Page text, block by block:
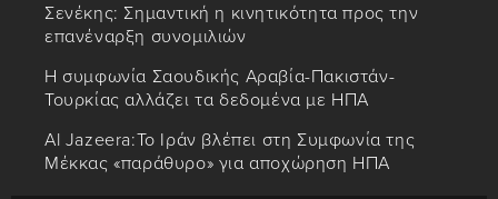
Σενέκης: Σημαντική η κινητικότητα προς την
επανέναρξη συνομιλιών
Η συμφωνία Σαουδικής Αραβία-Πακιστάν-
Τουρκίας αλλάζει τα δεδομένα με ΗΠΑ
Al Jazeera:Το Ιράν βλέπει στη Συμφωνία της
Μέκκας «παράθυρο» για αποχώρηση ΗΠΑ